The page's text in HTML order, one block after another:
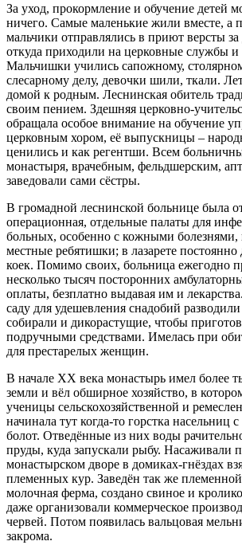
За уход, прокормление и обучение детей
ничего. Самые маленькие жили вместе, а
мальчики отправлялись в приют версты
откуда приходили на церковные службы и
Мальчишки учились сапожному,
слесарному делу, девочки шили, ткали.
домой к родным. Леснинская обитель
своим пением. Здешняя церковно-
обращала особое внимание на обучение
церковным хором, её выпускницы –
ценились и как регентши. Всем
монастыря, врачебным, фельдшерским,
заведовали сами сёстры.
В громадной леснинской больнице была
операционная, отдельные палаты для
больных, особенно с кожными болезнями,
местные ребятишки; в лазарете постоянно
коек. Помимо своих, больница ежегодно
несколько тысяч посторонних
оплаты, безплатно выдавая им и
саду для удешевления снадобий
собирали и дикорастущие, чтобы
подручными средствами. Имелась при
для престарелых женщин.
В начале XX века монастырь имел более
земли и вёл обширное хозяйство, в
ученицы сельскохозяйственной и
начинала тут когда-то горстка насельниц
болот. Отведённые из них воды
пруды, куда запускали рыбу. Насаживали
монастырском дворе в домиках-гнёздах
племенных кур. Заведён так же племенной
молочная ферма, создано свиное и
даже организовали коммерческое
червей. Потом появилась вальцовая
закрома.